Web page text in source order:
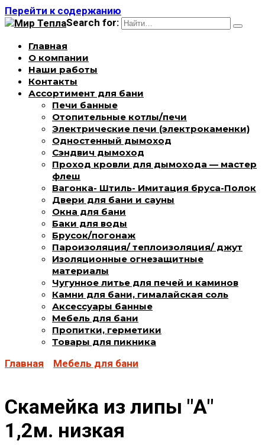
Перейти к содержанию
Search for:
Главная
О компании
Наши работы
Контакты
Ассортимент для бани
Печи банные
Отопительные котлы/печи
Электрические печи (электрокаменки)
Одностенный дымоход
Сэндвич дымоход
Проход кровли для дымохода — мастер
флеш
Вагонка- Штиль- Имитация бруса-Полок
Двери для бани и сауны
Окна для бани
Баки для воды
Брусок/погонаж
Пароизоляция/ теплоизоляция/ джут
Изоляционные огнезащитные
материалы
Чугунное литье для печей и каминов
Камни для бани, гималайская соль
Аксессуары банные
Мебель для бани
Пропитки, герметики
Товары для пикника
Главная Мебель для бани
Скамейка из липы "А"
1,2м. низкая